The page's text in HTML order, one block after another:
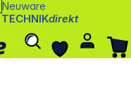
Neuware
TECHNIKdirekt